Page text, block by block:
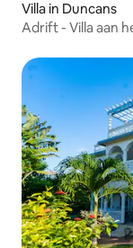
Villa in Duncans
Adrift - Villa aan